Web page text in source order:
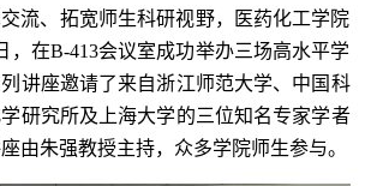
流、拓宽师生科研视野，医药化工学院
，在B-413会议室成功举办三场高水平学
讲座邀请了来自浙江师范大学、中国科
研究所及上海大学的三位知名专家学者
由朱强教授主持，众多学院师生参与。